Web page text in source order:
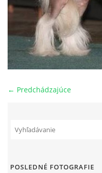
NAŠI PSI
ODKAZY
Z TEÓRIE
← Predchádzajúce
POSLEDNÉ FOTOGRAFIE